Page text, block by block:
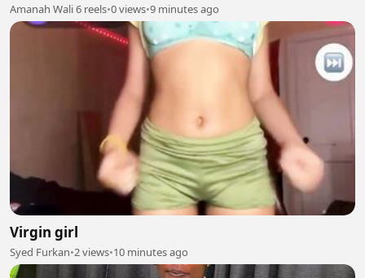
Amanah Wali 6 reels•0 views•9 minutes ago
Virgin girl
Syed Furkan•2 views•10 minutes ago